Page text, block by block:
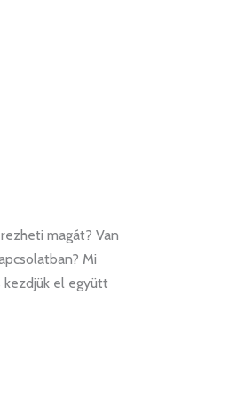
magát? Van
Mi
kezdjük el együtt